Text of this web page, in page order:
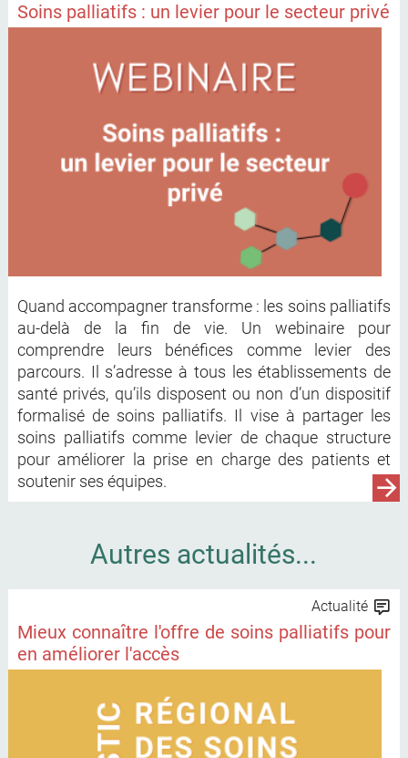
Soins palliatifs : un levier pour le secteur privé
Quand accompagner transforme : les soins palliatifs
au-delà de la fin de vie. Un webinaire pour
comprendre leurs bénéfices comme levier des
parcours. Il s’adresse à tous les établissements de
santé privés, qu’ils disposent ou non d’un dispositif
formalisé de soins palliatifs. Il vise à partager les
soins palliatifs comme levier de chaque structure
pour améliorer la prise en charge des patients et
soutenir ses équipes.
Autres actualités...
Actualité
Mieux connaître l'offre de soins palliatifs pour
en améliorer l'accès